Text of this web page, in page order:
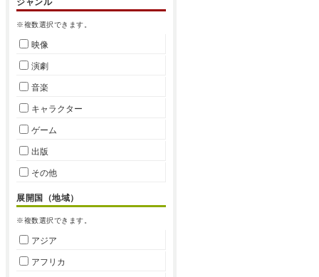
※複数選択できます。
映像
演劇
音楽
キャラクター
ゲーム
出版
その他
展開国（地域）
※複数選択できます。
アジア
アフリカ